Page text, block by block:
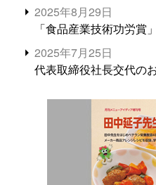
2025年8月29日
「食品産業技術功労賞
2025年7月25日
代表取締役社長交代の